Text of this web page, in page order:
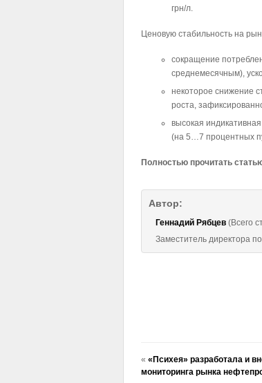
грн/л.
Ценовую стабильность на
сокращение
среднемесячным),
некоторое снижение
роста,
высокая
(на 5…7 процентных
Полностью прочитать
Автор:
Геннадий Рябцев(Всего
Заместитель директора
« «Психея» разработала и
мониторинга рынка